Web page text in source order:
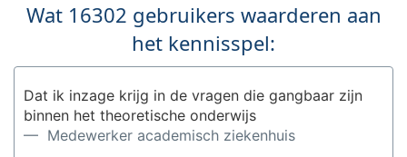
Wat 16302 gebruikers waarderen aan
het kennisspel:
Dat ik inzage krijg in de vragen die gangbaar zijn
binnen het theoretische onderwijs
— Medewerker academisch ziekenhuis